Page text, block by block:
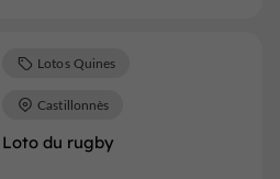
Loto du rugby
Lotos Quines
Castillonnès